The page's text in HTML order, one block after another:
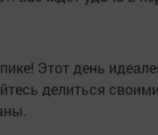
Этот день
делиться